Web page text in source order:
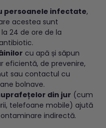
persoanele infectate,
acestea sunt
24 de ore de la
cu apă și săpun
eficientă, de prevenire,
sau contactul cu
bolnave.
din jur (cum
telefoane mobile) ajută
indirectă.